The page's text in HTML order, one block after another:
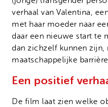
verhaal van Valentina,
met haar moeder naar
daar een nieuwe start te
dan zichzelf kunnen zijn,
maatschappelijke
Een positief
De film laat zien welke